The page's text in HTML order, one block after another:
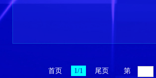
首页 1/1 尾页 第